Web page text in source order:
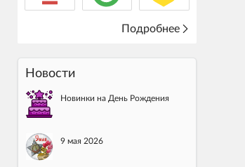
Подробнее
Новости
Новинки на День Рождения
9 мая 2026